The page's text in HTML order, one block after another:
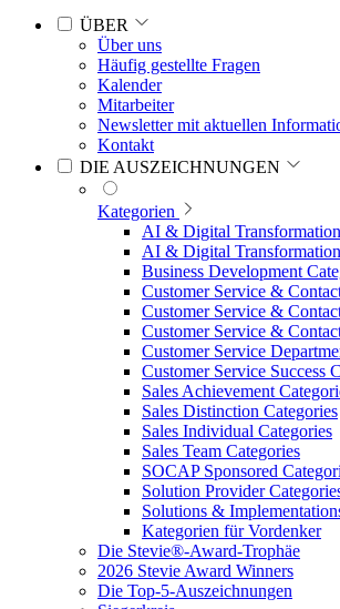
ÜBER
Über uns
Häufig gestellte Fragen
Kalender
Mitarbeiter
Newsletter mit aktuellen
Kontakt
DIE AUSZEICHNUNGEN
Kategorien
AI & Digital
AI & Digital
Business Development
Customer Service &
Customer Service &
Customer Service &
Customer Service
Customer Service Success
Sales Achievement
Sales Distinction Categories
Sales Individual Categories
Sales Team Categories
SOCAP Sponsored
Solution Provider
Solutions &
Kategorien für Vordenker
Die Stevie®-Award-Trophäe
2026 Stevie Award Winners
Die Top-5-Auszeichnungen